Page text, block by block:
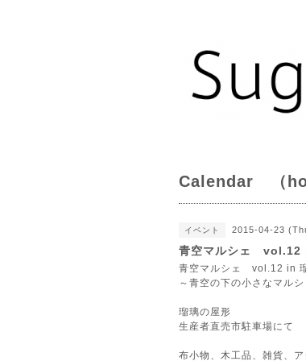
Calendar （
イベント 2015-04-23
青空マルシェ vol.12
青空マルシェ vol.12 in
～青空の下の小さなマルシ
瑠璃の屋形
生産者直売市駐車場にて
布小物、木工品、雑貨、